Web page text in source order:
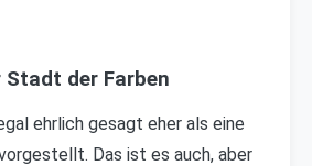
der Farben
ehrlich gesagt eher als eine
Das ist es auch, aber